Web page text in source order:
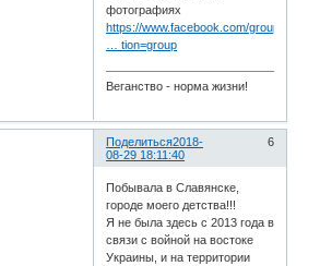
фотографиях
https://www.facebook.com/groups/
… tion=group
Веганство - норма жизни!
Поделиться 6
2018-
08-29 18:11:40
Побывала в Славянске,
городе моего детства!!!
Я не была здесь с 2013 года в
связи с войной на востоке
Украины, и на территории